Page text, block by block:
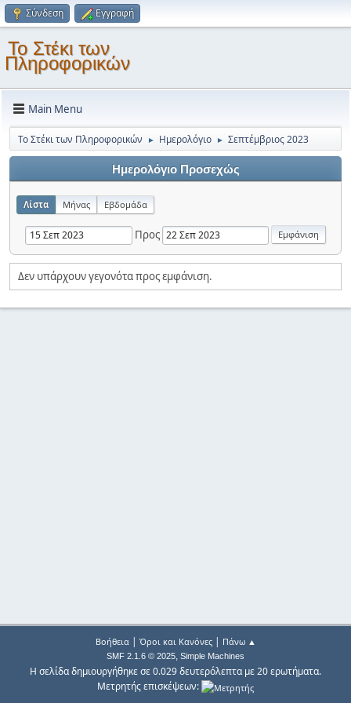
Σύνδεση Εγγραφή
Το Στέκι των
Πληροφορικών
Main Menu
Το Στέκι των Πληροφορικών ► Ημερολόγιο ► Σεπτέμβριος 2023
Ημερολόγιο Προσεχώς
Λίστα Μήνας Εβδομάδα
Προς
Δεν υπάρχουν γεγονότα προς εμφάνιση.
Βοήθεια| Όροι και Κανόνες| Πάνω ▲
SMF 2.1.6 © 2025, Simple Machines
Η σελίδα δημιουργήθηκε σε 0.029 δευτερόλεπτα με 20 ερωτήματα.
Μετρητής επισκέψεων: